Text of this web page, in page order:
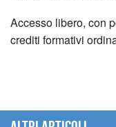
Accesso libero, con
crediti formativi